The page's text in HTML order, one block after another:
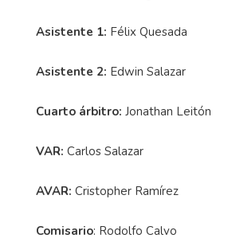
Asistente 1: Félix Quesada
Asistente 2: Edwin Salazar
Cuarto árbitro: Jonathan Leitón
VAR: Carlos Salazar
AVAR: Cristopher Ramírez
Comisario: Rodolfo Calvo